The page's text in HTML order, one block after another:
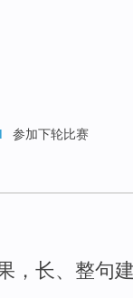
参加下轮比赛
，长、整句